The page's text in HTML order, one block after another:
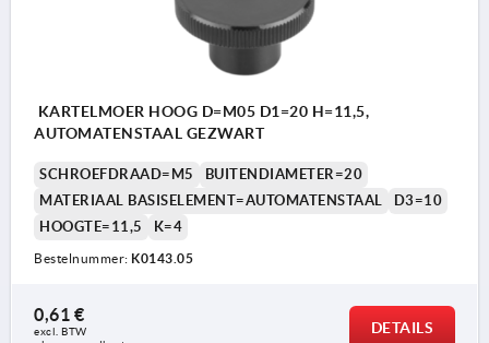
KARTELMOER HOOG D=M05 D1=20 H=11,5,
AUTOMATENSTAAL GEZWART
SCHROEFDRAAD=M5
BUITENDIAMETER=20
MATERIAAL BASISELEMENT=AUTOMATENSTAAL
D3=10
HOOGTE=11,5
K=4
Bestelnummer: K0143.05
0,61 €
excl. BTW
DETAILS